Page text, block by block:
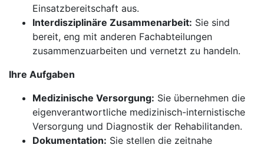
Einsatzbereitschaft aus.
Interdisziplinäre Zusammenarbeit: Sie sind
bereit, eng mit anderen Fachabteilungen
zusammenzuarbeiten und vernetzt zu handeln.
Ihre Aufgaben
Medizinische Versorgung: Sie übernehmen die
eigenverantwortliche medizinisch-internistische
Versorgung und Diagnostik der Rehabilitanden.
Dokumentation: Sie stellen die zeitnahe